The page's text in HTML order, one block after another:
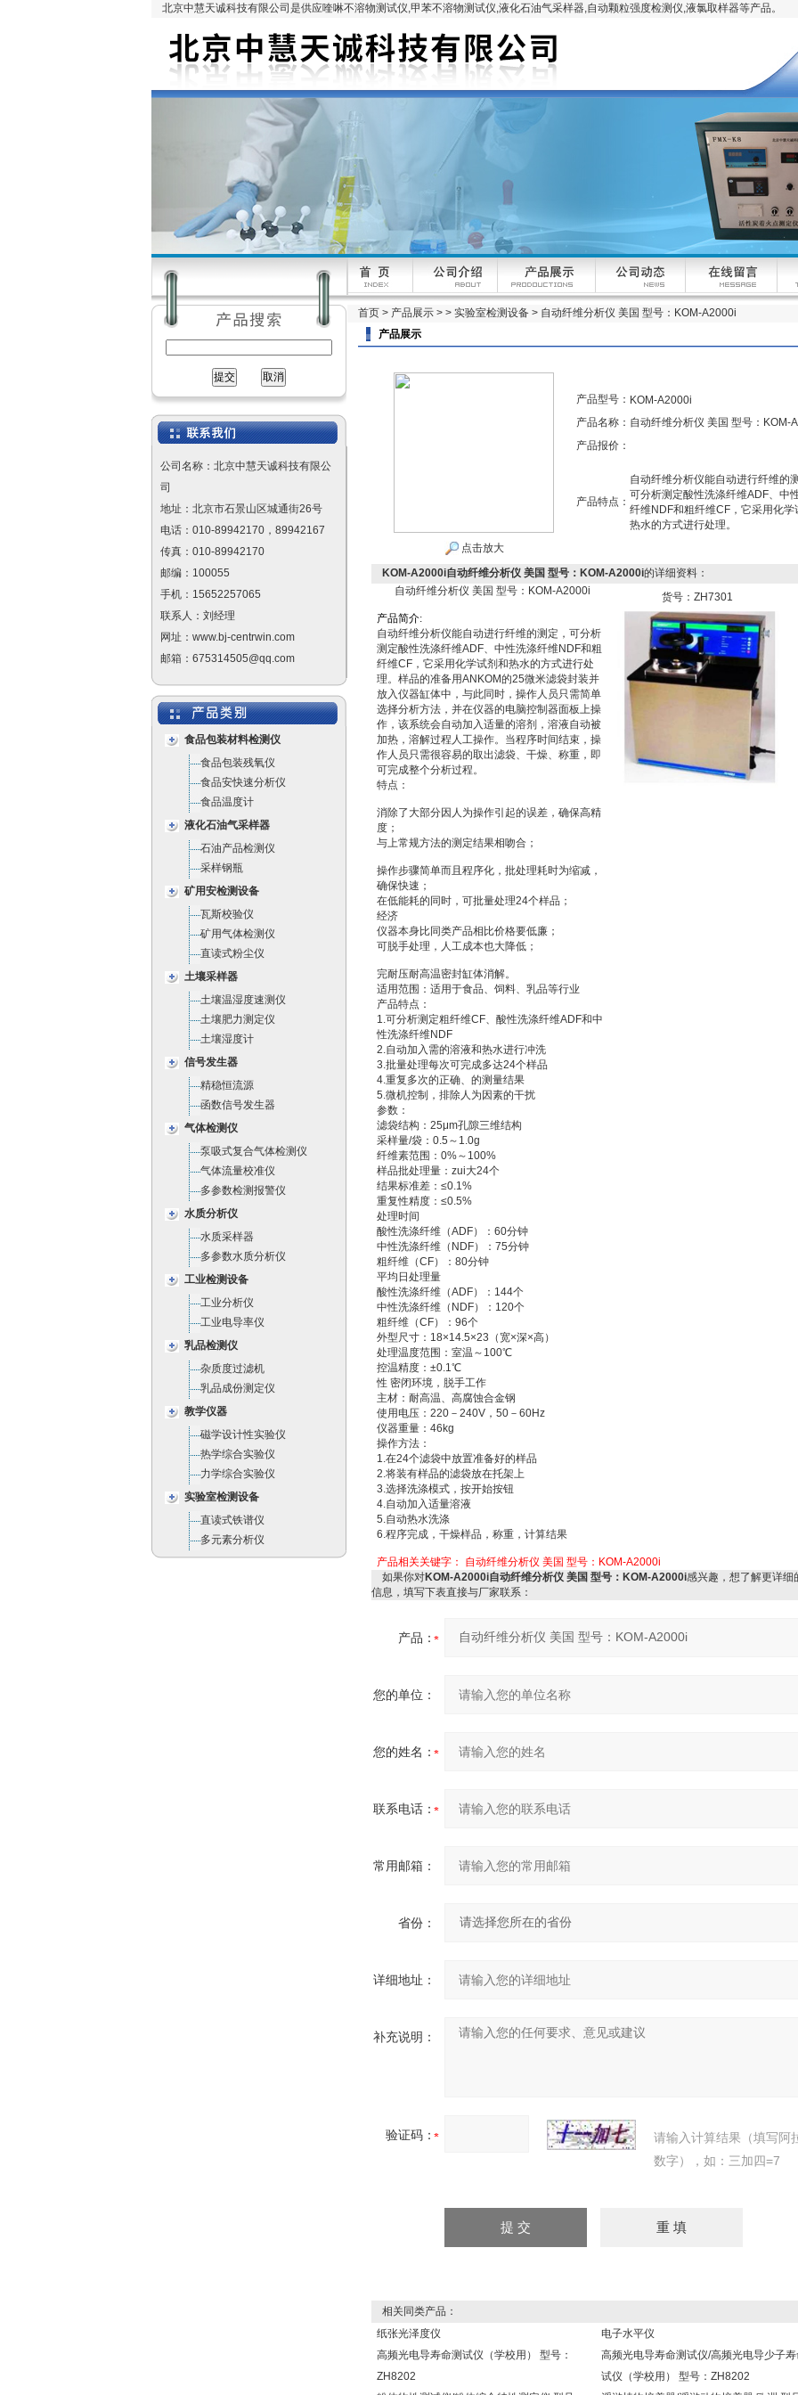
北京中慧天诚科技有限公司是供应喹啉不溶物测试仪,甲苯不溶物测试仪,液化石油气采样器,自动颗粒强度检测仪,液氯取样器等产品。
公司名称：北京中慧天诚科技有限公
司
地址：北京市石景山区城通街26号
电话：010-89942170，89942167
传真：010-89942170
邮编：100055
手机：15652257065
联系人：刘经理
网址：www.bj-centrwin.com
邮箱：675314505@qq.com
食品包装材料检测仪
食品包装残氧仪
食品安快速分析仪
食品温度计
液化石油气采样器
石油产品检测仪
采样钢瓶
矿用安检测设备
瓦斯校验仪
矿用气体检测仪
直读式粉尘仪
土壤采样器
土壤温湿度速测仪
土壤肥力测定仪
土壤湿度计
信号发生器
精稳恒流源
函数信号发生器
气体检测仪
泵吸式复合气体检测仪
气体流量校准仪
多参数检测报警仪
水质分析仪
水质采样器
多参数水质分析仪
工业检测设备
工业分析仪
工业电导率仪
乳品检测仪
杂质度过滤机
乳品成份测定仪
教学仪器
磁学设计性实验仪
热学综合实验仪
力学综合实验仪
实验室检测设备
直读式铁谱仪
多元素分析仪
首页 > 产品展示 > > 实验室检测设备 > 自动纤维分析仪 美国 型号：KOM-A2000i
产品展示
点击放大
产品型号： KOM-A2000i
产品名称： 自动纤维分析仪 美国 型号：KOM-
产品报价：
产品特点：
自动纤维分析仪能自动进行纤维的
可分析测定酸性洗涤纤维ADF、中
纤维NDF和粗纤维CF，它采用化学
热水的方式进行处理。
KOM-A2000i自动纤维分析仪 美国 型号：KOM-A2000i的详细资料：
自动纤维分析仪 美国 型号：KOM-A2000i
货号：ZH7301
产品简介:
自动纤维分析仪能自动进行纤维的测定，可分析
测定酸性洗涤纤维ADF、中性洗涤纤维NDF和粗
纤维CF，它采用化学试剂和热水的方式进行处
理。样品的准备用ANKOM的25微米滤袋封装并
放入仪器缸体中，与此同时，操作人员只需简单
选择分析方法，并在仪器的电脑控制器面板上操
作，该系统会自动加入适量的溶剂，溶液自动被
加热，溶解过程人工操作。当程序时间结束，操
作人员只需很容易的取出滤袋、干燥、称重，即
可完成整个分析过程。
特点：
消除了大部分因人为操作引起的误差，确保高精
度；
与上常规方法的测定结果相吻合；
操作步骤简单而且程序化，批处理耗时为缩减，
确保快速；
在低能耗的同时，可批量处理24个样品；
经济
仪器本身比同类产品相比价格要低廉；
可脱手处理，人工成本也大降低；
完耐压耐高温密封缸体消解。
适用范围：适用于食品、饲料、乳品等行业
产品特点：
1.可分析测定粗纤维CF、酸性洗涤纤维ADF和中
性洗涤纤维NDF
2.自动加入需的溶液和热水进行冲洗
3.批量处理每次可完成多达24个样品
4.重复多次的正确、的测量结果
5.微机控制，排除人为因素的干扰
参数：
滤袋结构：25μm孔隙三维结构
采样量/袋：0.5～1.0g
纤维素范围：0%～100%
样品批处理量：zui大24个
结果标准差：≤0.1%
重复性精度：≤0.5%
处理时间
酸性洗涤纤维（ADF）：60分钟
中性洗涤纤维（NDF）：75分钟
粗纤维（CF）：80分钟
平均日处理量
酸性洗涤纤维（ADF）：144个
中性洗涤纤维（NDF）：120个
粗纤维（CF）：96个
外型尺寸：18×14.5×23（宽×深×高）
处理温度范围：室温～100℃
控温精度：±0.1℃
性 密闭环境，脱手工作
主材：耐高温、高腐蚀合金钢
使用电压：220－240V，50－60Hz
仪器重量：46kg
操作方法：
1.在24个滤袋中放置准备好的样品
2.将装有样品的滤袋放在托架上
3.选择洗涤模式，按开始按钮
4.自动加入适量溶液
5.自动热水洗涤
6.程序完成，干燥样品，称重，计算结果
产品相关关键字：
自动纤维分析仪 美国 型号：KOM-A2000i
如果你对KOM-A2000i自动纤维分析仪 美国 型号：KOM-A2000i感兴趣，想了解更详细
信息，填写下表直接与厂家联系：
产品：
您的单位：
您的姓名：
联系电话：
常用邮箱：
省份：
详细地址：
补充说明：
验证码：
请输入计算结果（填写阿
数字），如：三加四=7
相关同类产品：
纸张光泽度仪
电子水平仪
高频光电导寿命测试仪（学校用） 型号：
ZH8202
高频光电导寿命测试仪/高频光电导少子寿
试仪（学校用） 型号：ZH8202